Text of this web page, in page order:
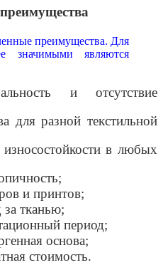
преимущества. Для
значимыми являются
и отсутствие
для разной текстильной
в любых
и принтов;
тканью;
период;
основа;
стоимость.